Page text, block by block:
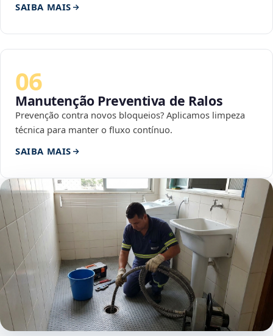
SAIBA MAIS
06
Manutenção Preventiva de Ralos
Prevenção contra novos bloqueios? Aplicamos limpeza
técnica para manter o fluxo contínuo.
SAIBA MAIS